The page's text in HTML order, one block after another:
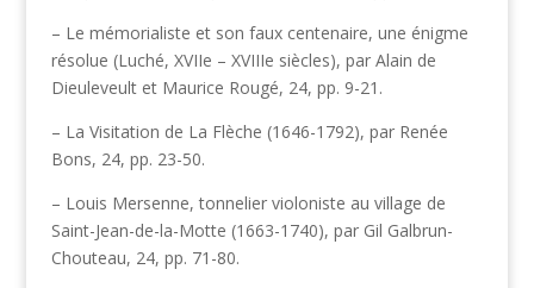
– Le mémorialiste et son faux centenaire, une énigme
résolue (Luché, XVIIe – XVIIIe siècles), par Alain de
Dieuleveult et Maurice Rougé, 24, pp. 9-21.
– La Visitation de La Flèche (1646-1792), par Renée
Bons, 24, pp. 23-50.
– Louis Mersenne, tonnelier violoniste au village de
Saint-Jean-de-la-Motte (1663-1740), par Gil Galbrun-
Chouteau, 24, pp. 71-80.